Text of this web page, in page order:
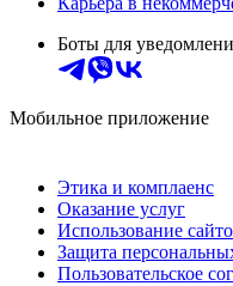
Боты для
Мобильное приложение
Этика и комплаенс
Оказание услуг
Использование
Защита
Пользовательское